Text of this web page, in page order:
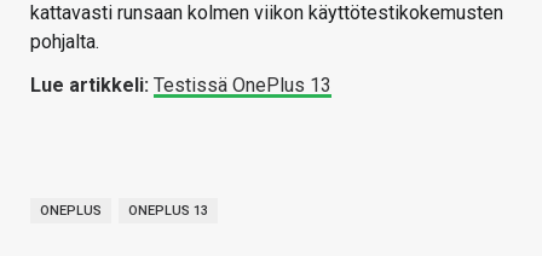
kattavasti runsaan kolmen viikon käyttötestikokemusten
pohjalta.
Lue artikkeli: Testissä OnePlus 13
ONEPLUS ONEPLUS 13